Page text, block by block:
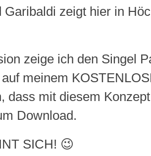
Garibaldi zeigt hier in
zeige ich den Singel
meinem
dass mit diesem
Download.
SICH! 😉